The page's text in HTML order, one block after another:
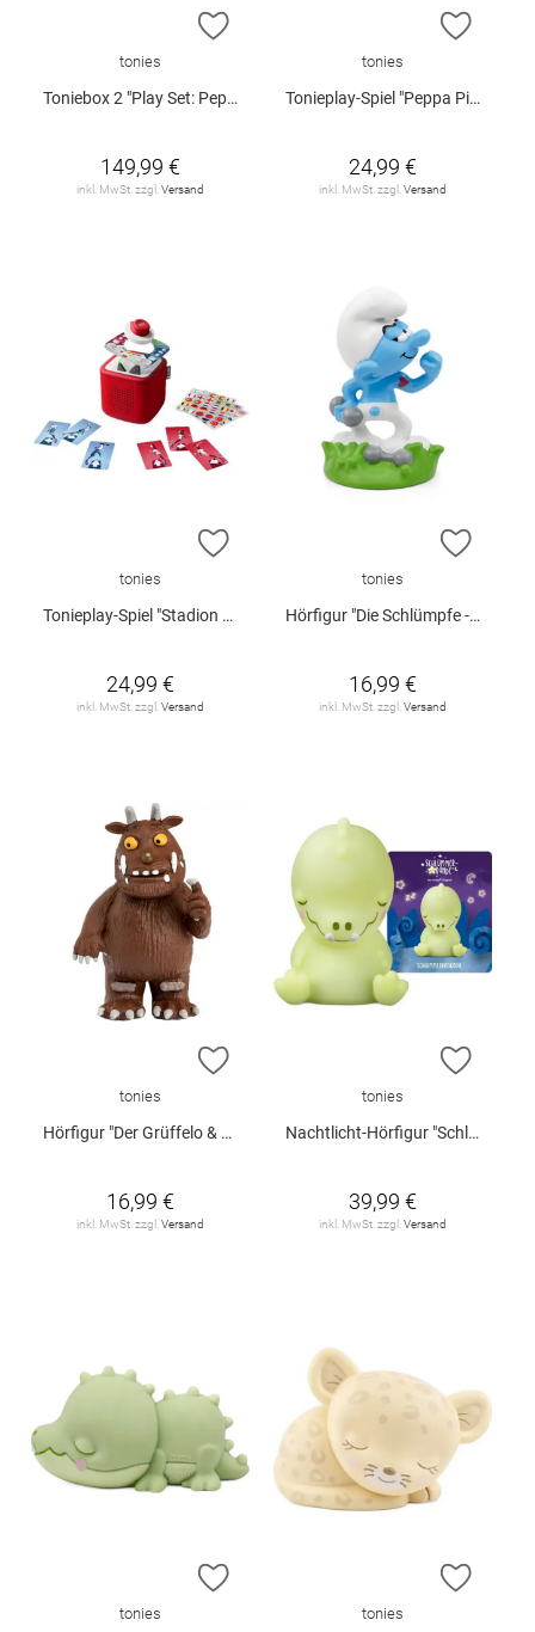
ZUR WUNSCHLISTE HINZUFÜGEN
tonies
Toniebox 2 "Play Set: Peppa Pig" (Rosa)
149,99 €
inkl. MwSt. zzgl. Versand
ZUR
tonies
Tonieplay-Spiel "Peppa Pig: Ein Spieltag mit Peppa"
24,99 €
inkl. MwSt. zzgl. Versand
ZUR WUNSCHLISTE HINZUFÜGEN
tonies
Tonieplay-Spiel "Stadion Duell: Bundesliga"
24,99 €
inkl. MwSt. zzgl. Versand
ZUR
tonies
Hörfigur "Die Schlümpfe - Wer ist heftiger? & 3 weitere schlumpfige Abenteuer"
16,99 €
inkl. MwSt. zzgl. Versand
ZUR WUNSCHLISTE HINZUFÜGEN
tonies
Hörfigur "Der Grüffelo & Das Grüffelokind" (Neuauflage 2026)
16,99 €
inkl. MwSt. zzgl. Versand
ZUR
tonies
Nachtlicht-Hörfigur "Schlummerkrokodil"
39,99 €
inkl. MwSt. zzgl. Versand
ZUR WUNSCHLISTE HINZUFÜGEN
tonies
ZUR
tonies